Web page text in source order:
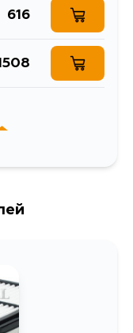
616